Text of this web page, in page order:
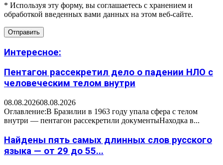
* Используя эту форму, вы соглашаетесь с хранением и
обработкой введенных вами данных на этом веб-сайте.
Интересное:
Пентагон рассекретил дело о падении НЛО с
человеческим телом внутри
08.08.202608.08.2026
Оглавление:В Бразилии в 1963 году упала сфера с телом
внутри — пентагон рассекретили документыНаходка в...
Найдены пять самых длинных слов русского
языка — от 29 до 55...